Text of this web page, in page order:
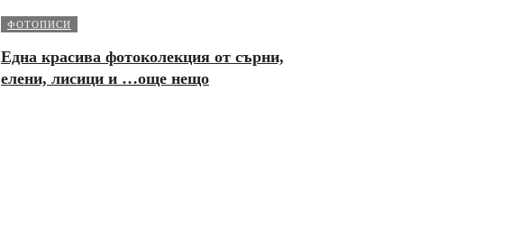
ФОТОПИСИ
Една красива фотоколекция от сърни,
елени, лисици и …още нещо